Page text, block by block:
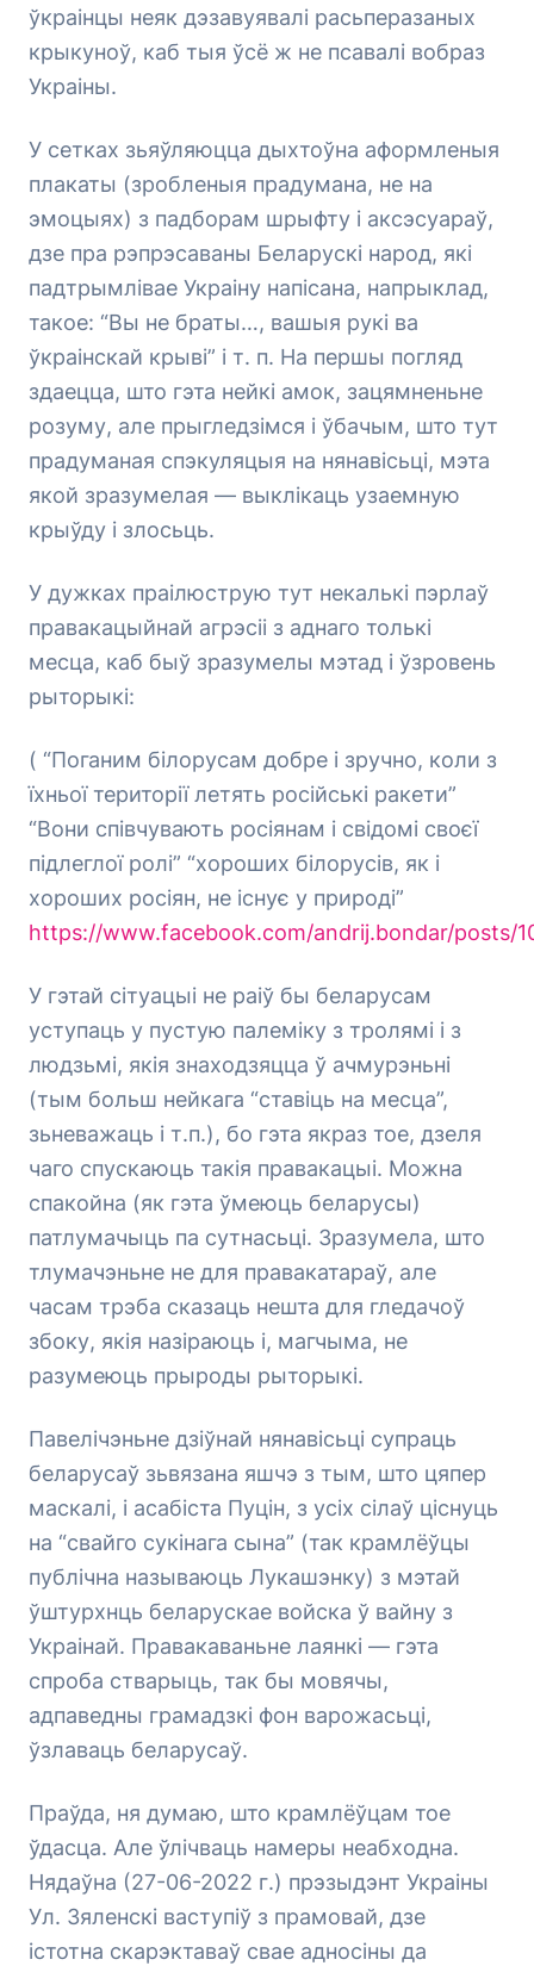
ўкраінцы неяк дэзавуявалі расьперазаных
крыкуноў, каб тыя ўсё ж не псавалі вобраз
Украіны.
У сетках зьяўляюцца дыхтоўна аформленыя
плакаты (зробленыя прадумана, не на
эмоцыях) з падборам шрыфту і аксэсуараў,
дзе пра рэпрэсаваны Беларускі народ, які
падтрымлівае Украіну напісана, напрыклад,
такое: “Вы не браты…, вашыя рукі ва
ўкраінскай крыві” і т. п. На першы погляд
здаецца, што гэта нейкі амок, зацямненьне
розуму, але прыгледзімся і ўбачым, што тут
прадуманая спэкуляцыя на нянавісьці, мэта
якой зразумелая — выклікаць узаемную
крыўду і злосьць.
У дужках праілюструю тут некалькі пэрлаў
правакацыйнай агрэсіі з аднаго толькі
месца, каб быў зразумелы мэтад і ўзровень
рыторыкі:
( “Поганим білорусам добре і зручно, коли з
їхньої території летять російські ракети”
“Вони співчувають росіянам і свідомі своєї
підлеглої ролі” “хороших білорусів, як і
хороших росіян, не існує у природі”
https://www.facebook.com/andrij.bondar/posts/
У гэтай сітуацыі не раіў бы беларусам
уступаць у пустую палеміку з тролямі і з
людзьмі, якія знаходзяцца ў ачмурэньні
(тым больш нейкага “ставіць на месца”,
зьневажаць і т.п.), бо гэта якраз тое, дзеля
чаго спускаюць такія правакацыі. Можна
спакойна (як гэта ўмеюць беларусы)
патлумачыць па сутнасьці. Зразумела, што
тлумачэньне не для правакатараў, але
часам трэба сказаць нешта для гледачоў
збоку, якія назіраюць і, магчыма, не
разумеюць прыроды рыторыкі.
Павелічэньне дзіўнай нянавісьці супраць
беларусаў зьвязана яшчэ з тым, што цяпер
маскалі, і асабіста Пуцін, з усіх сілаў ціснуць
на “свайго сукінага сына” (так крамлёўцы
публічна называюць Лукашэнку) з мэтай
ўштурхнць беларускае войска ў вайну з
Украінай. Правакаваньне лаянкі — гэта
спроба стварыць, так бы мовячы,
адпаведны грамадзкі фон варожасьці,
ўзлаваць беларусаў.
Праўда, ня думаю, што крамлёўцам тое
ўдасца. Але ўлічваць намеры неабходна.
Нядаўна (27-06-2022 г.) прэзыдэнт Украіны
Ул. Зяленскі ваступіў з прамовай, дзе
істотна скарэктаваў свае адносіны да